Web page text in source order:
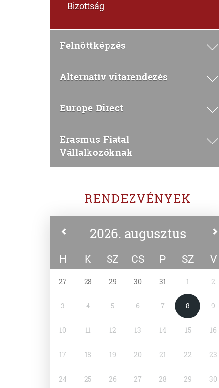
Bizottság
Felnőttképzés
Alternatív vitarendezés
Europe Direct
Erasmus Fiatal
Vállalkozóknak
RENDEZVÉNYEK
2026. augusztus
H K SZ CS P SZ V
27 28 29 30 31 1 2
3 4 5 6 7 8 9
10 11 12 13 14 15 16
17 18 19 20 21 22 23
24 25 26 27 28 29 30